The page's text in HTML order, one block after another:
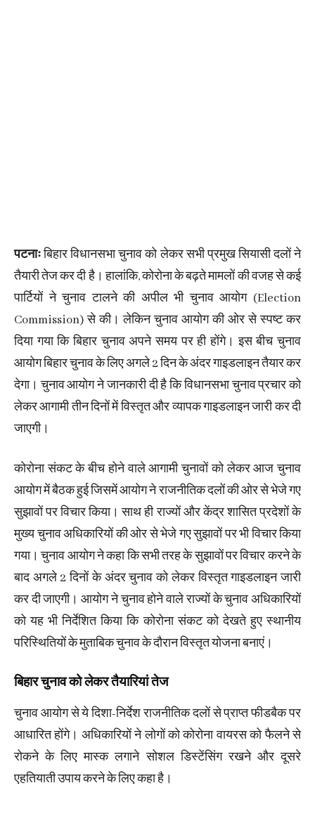
पटनाःबिहार विधानसभा चुनाव को लेकर सभी प्रमुख सियासी दलों ने
तैयारी तेज कर दी है। हालांकि, कोरोना के बढ़ते मामलों की वजह से कई
पार्टियों ने चुनाव टालने की अपील भी चुनाव आयोग (Election
Commission) से की। लेकिन चुनाव आयोग की ओर से स्पष्ट कर
दिया गया कि बिहार चुनाव अपने समय पर ही होंगे। इस बीच चुनाव
आयोग बिहार चुनाव के लिए अगले 2 दिन के अंदर गाइडलाइन तैयार कर
देगा। चुनाव आयोग ने जानकारी दी है कि विधानसभा चुनाव प्रचार को
लेकर आगामी तीन दिनों में विस्तृत और व्यापक गाइडलाइन जारी कर दी
जाएगी।
कोरोना संकट के बीच होने वाले आगामी चुनावों को लेकर आज चुनाव
आयोग में बैठक हुई जिसमें आयोग ने राजनीतिक दलों की ओर से भेजे गए
सुझावों पर विचार किया। साथ ही राज्यों और केंद्र शासित प्रदेशों के
मुख्य चुनाव अधिकारियों की ओर से भेजे गए सुझावों पर भी विचार किया
गया। चुनाव आयोग ने कहा कि सभी तरह के सुझावों पर विचार करने के
बाद अगले 2 दिनों के अंदर चुनाव को लेकर विस्तृत गाइडलाइन जारी
कर दी जाएगी। आयोग ने चुनाव होने वाले राज्यों के चुनाव अधिकारियों
को यह भी निर्देशित किया कि कोरोना संकट को देखते हुए स्थानीय
परिस्थितियों के मुताबिक चुनाव के दौरान विस्तृत योजना बनाएं।
बिहार चुनाव को लेकर तैयारियां तेज
चुनाव आयोग से ये दिशा-निर्देश राजनीतिक दलों से प्राप्त फीडबैक पर
आधारित होंगे। अधिकारियों ने लोगों को कोरोना वायरस को फैलने से
रोकने के लिए मास्क लगाने सोशल डिस्टेंसिंग रखने और दूसरे
एहतियाती उपाय करने के लिए कहा है।